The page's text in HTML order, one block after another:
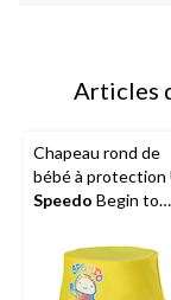
Articles
Chapeau rond de
bébé à protection
Speedo Begin to